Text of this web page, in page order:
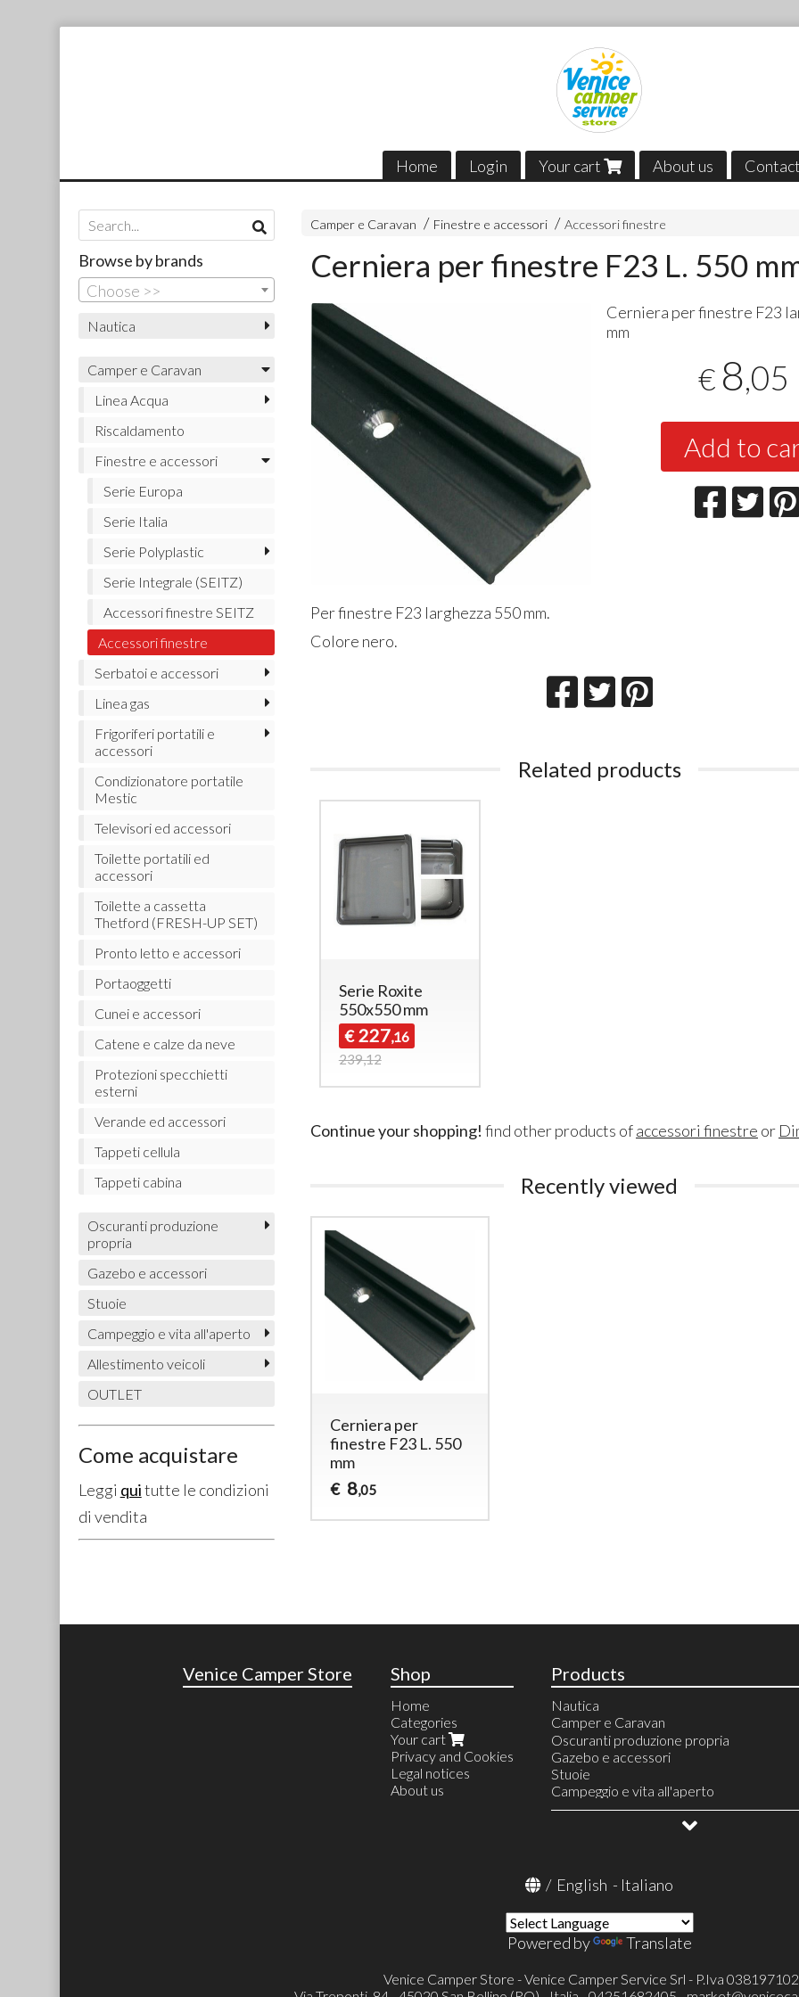
Home Login Your cart About us
Camper e Caravan Finestre e accessori Accessori finestre
Cerniera per finestre F23 L. 550
Cerniera per finestre F23
mm
€ 8,05
Add to
Per finestre F23 larghezza 550 mm.
Colore nero.
Related products
Serie Roxite
550x550 mm
€ 227,16
239,12
Continue your shopping! find other products ofaccessori finestre or
Recently viewed
Cerniera per
finestre F23 L. 550
mm
€ 8,05
Browse by brands
Choose >>
Nautica
Camper e Caravan
Linea Acqua
Riscaldamento
Finestre e accessori
Serie Europa
Serie Italia
Serie Polyplastic
Serie Integrale (SEITZ)
Accessori finestre SEITZ
Accessori finestre
Serbatoi e accessori
Linea gas
Frigoriferi portatili e
accessori
Condizionatore portatile
Mestic
Televisori ed accessori
Toilette portatili ed
accessori
Toilette a cassetta
Thetford (FRESH-UP SET)
Pronto letto e accessori
Portaoggetti
Cunei e accessori
Catene e calze da neve
Protezioni specchietti
esterni
Verande ed accessori
Tappeti cellula
Tappeti cabina
Oscuranti produzione
propria
Gazebo e accessori
Stuoie
Campeggio e vita all'aperto
Allestimento veicoli
OUTLET
Come acquistare
Leggi quitutte le condizioni
di vendita
Venice Camper Store Shop
Home
Categories
Your cart
Privacy and Cookies
Legal notices
About us
Products
Nautica
Camper e Caravan
Linea Acqua
Riscaldamento
Finestre e accessori
Serie Europa
Serie Italia
Serbatoi e accessori
Linea gas
Frigoriferi portatili e accessori
Toilette a cassetta Thetford (FRESH-UP
Pronto letto e accessori
Portaoggetti
Cunei e accessori
Protezioni specchietti esterni
Verande ed accessori
Oscuranti produzione propria
Gazebo e accessori
Stuoie
Campeggio e vita all'aperto
Allestimento veicoli
/ English - Italiano
Powered by Translate
Venice Camper Store - Venice Camper Service Srl - P.Iva